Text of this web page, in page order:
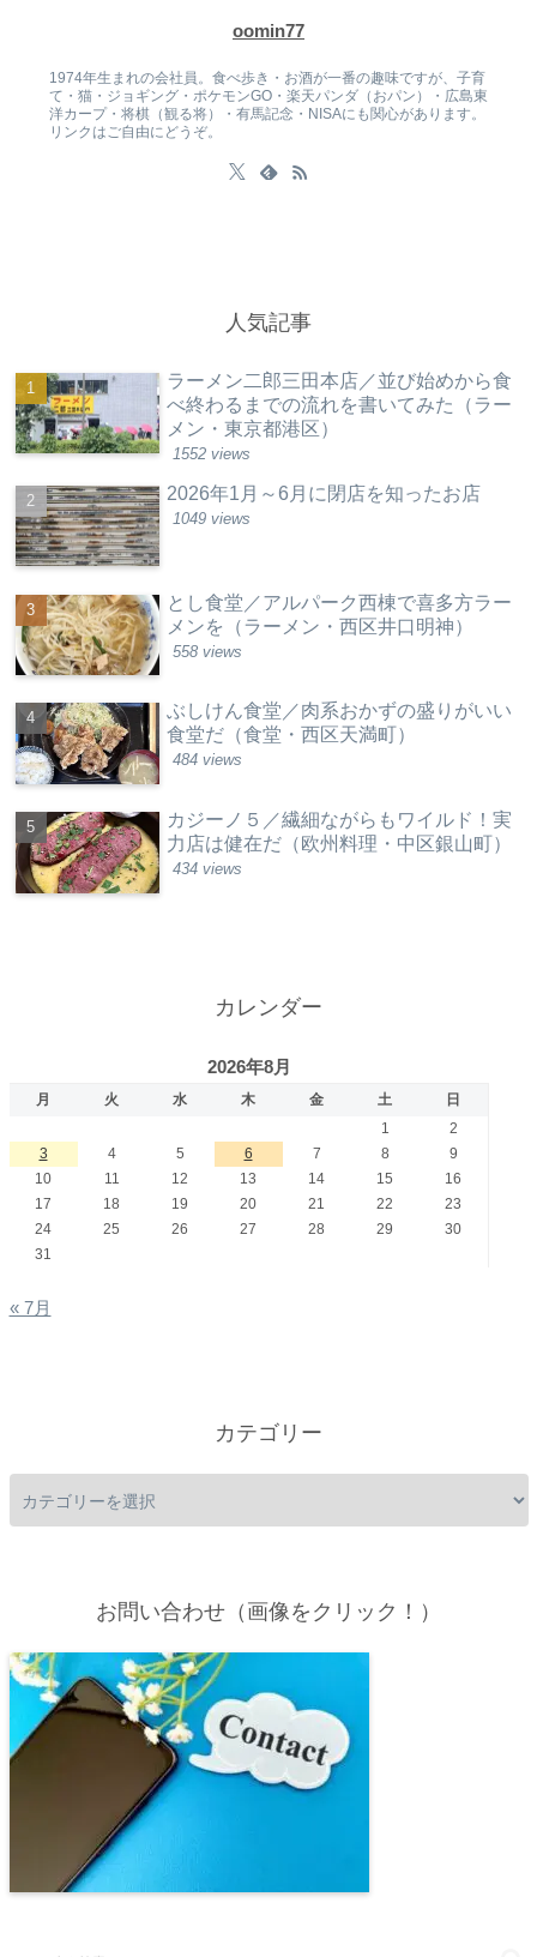
oomin77
1974年生まれの会社員。食べ歩き・お酒が一番の趣味ですが、子育
て・猫・ジョギング・ポケモンGO・楽天パンダ（おパン）・広島東
洋カープ・将棋（観る将）・有馬記念・NISAにも関心があります。
リンクはご自由にどうぞ。
人気記事
ラーメン二郎三田本店／並び始めから食
べ終わるまでの流れを書いてみた（ラー
メン・東京都港区）
1552 views
2026年1月～6月に閉店を知ったお店
1049 views
とし食堂／アルパーク西棟で喜多方ラー
メンを（ラーメン・西区井口明神）
558 views
ぶしけん食堂／肉系おかずの盛りがいい
食堂だ（食堂・西区天満町）
484 views
カジーノ５／繊細ながらもワイルド！実
力店は健在だ（欧州料理・中区銀山町）
434 views
カレンダー
2026年8月
月 火 水 木 金 土
日
1
2
3
4 5 6 7 8
9
10
11 12 13 14 15
16
17
18 19 20 21 22
23
24
25 26 27 28 29
30
31
« 7月
カテゴリー
お問い合わせ（画像をクリック！）